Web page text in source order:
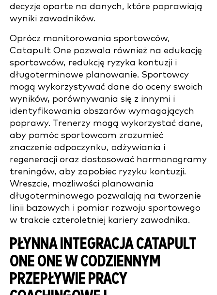
decyzje oparte na danych, które poprawiają
wyniki zawodników.
Oprócz monitorowania sportowców,
Catapult One pozwala również na edukację
sportowców, redukcję ryzyka kontuzji i
długoterminowe planowanie. Sportowcy
mogą wykorzystywać dane do oceny swoich
wyników, porównywania się z innymi i
identyfikowania obszarów wymagających
poprawy. Trenerzy mogą wykorzystać dane,
aby pomóc sportowcom zrozumieć
znaczenie odpoczynku, odżywiania i
regeneracji oraz dostosować harmonogramy
treningów, aby zapobiec ryzyku kontuzji.
Wreszcie, możliwości planowania
długoterminowego pozwalają na tworzenie
linii bazowych i pomiar rozwoju sportowego
w trakcie czteroletniej kariery zawodnika.
PŁYNNA INTEGRACJA CATAPULT
ONE ONE W CODZIENNYM
PRZEPŁYWIE PRACY